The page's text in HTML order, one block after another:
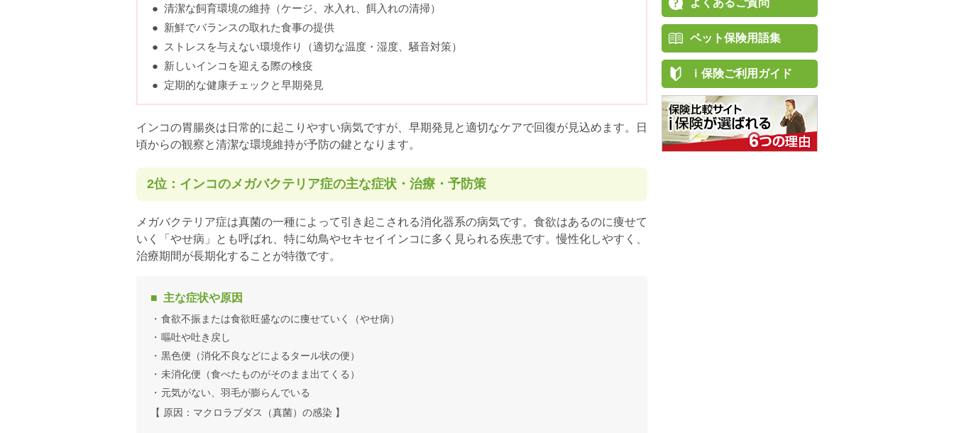
清潔な飼育環境の維持（ケージ、水入れ、餌入れの清掃）
新鮮でバランスの取れた食事の提供
ストレスを与えない環境作り
（適切な温度・湿度、騒音対策）
新しいインコを迎える際の検疫
定期的な健康チェックと早期発見
インコの胃腸炎は日常的に起こりやすい病気ですが、早期発見と適切なケアで回復が見込めます。日
頃からの観察と清潔な環境維持が予防の鍵となります。
2位：インコのメガバクテリア症の主な症状・治療・予防策
メガバクテリア症は真菌の一種によって引き起こされる消化器系の病気です。食欲はあるのに痩せて
いく「やせ病」とも呼ばれ、特に幼鳥やセキセイインコに多く見られる疾患です。慢性化しやすく、
治療期間が長期化することが特徴です。
主な症状や原因
食欲不振または食欲旺盛なのに痩せていく（やせ病）
嘔吐や吐き戻し
黒色便（消化不良などによるタール状の便）
未消化便（食べたものがそのまま出てくる）
元気がない、羽毛が膨らんでいる
【 原因：マクロラブダス（真菌）の感染 】
よくあるご質問
ペット保険用語集
ｉ保険ご利用ガイド